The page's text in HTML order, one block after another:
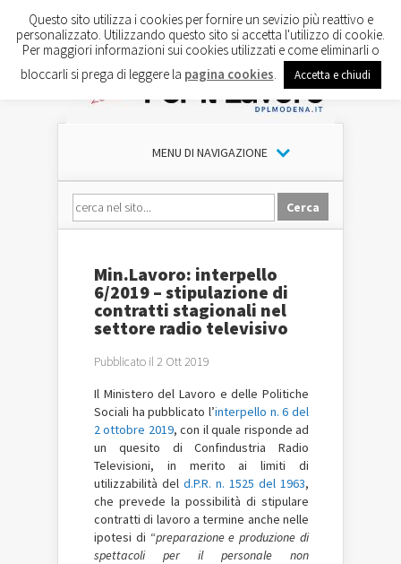
MENU DI NAVIGAZIONE
Min.Lavoro: interpello
6/2019 – stipulazione di
contratti stagionali nel
settore radio televisivo
Pubblicato il 2 Ott 2019
Il Ministero del Lavoro e delle Politiche
Sociali ha pubblicato l’interpello n. 6 del
2 ottobre 2019, con il quale risponde ad
un quesito di Confindustria Radio
Televisioni, in merito ai limiti di
utilizzabilità del d.P.R. n. 1525 del 1963,
che prevede la possibilità di stipulare
contratti di lavoro a termine anche nelle
ipotesi di “preparazione e produzione di
spettacoli per il personale non
Questo sito utilizza i cookies per fornire un sevizio più reattivo e
personalizzato. Utilizzando questo sito si accetta l'utilizzo di cookie.
Per maggiori informazioni sui cookies utilizzati e come eliminarli o
bloccarli si prega di leggere la pagina cookies Accetta e chiudi